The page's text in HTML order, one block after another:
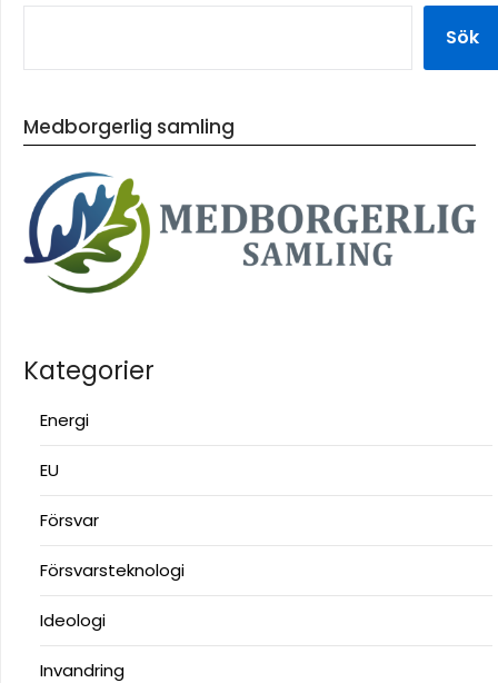
Sök
Medborgerlig samling
Kategorier
Energi
EU
Försvar
Försvarsteknologi
Ideologi
Invandring